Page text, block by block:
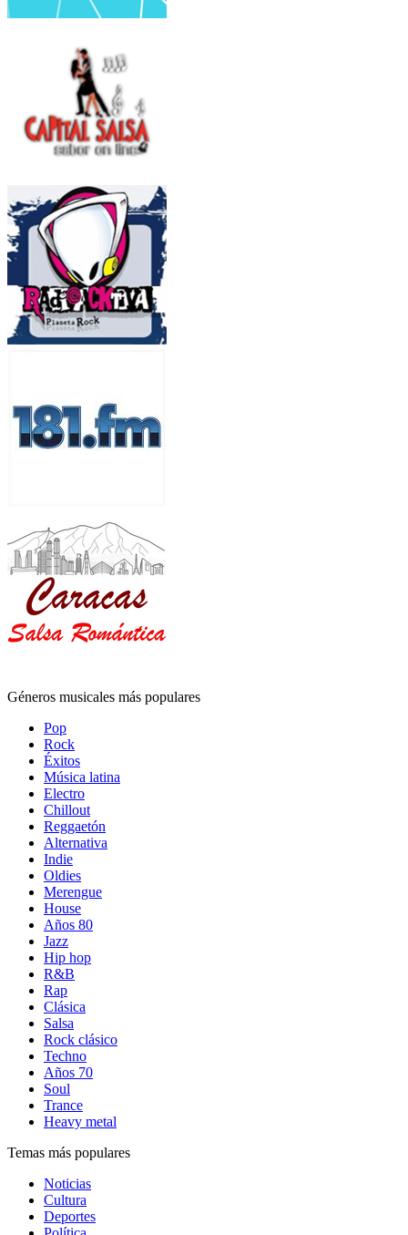
Géneros musicales más populares
Pop
Rock
Éxitos
Música latina
Electro
Chillout
Reggaetón
Alternativa
Indie
Oldies
Merengue
House
Años 80
Jazz
Hip hop
R&B
Rap
Clásica
Salsa
Rock clásico
Techno
Años 70
Soul
Trance
Heavy metal
Temas más populares
Noticias
Cultura
Deportes